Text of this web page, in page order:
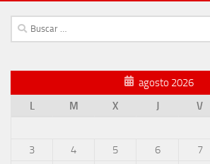
Buscar:
agosto 2026
L
M X J V
3
4 5 6 7